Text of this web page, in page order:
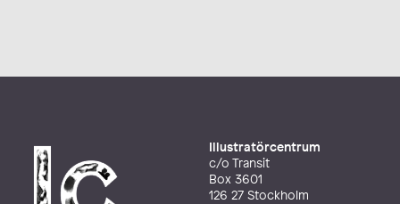
Illustratörcentrum
c/o Transit
Box 3601
126 27 Stockholm